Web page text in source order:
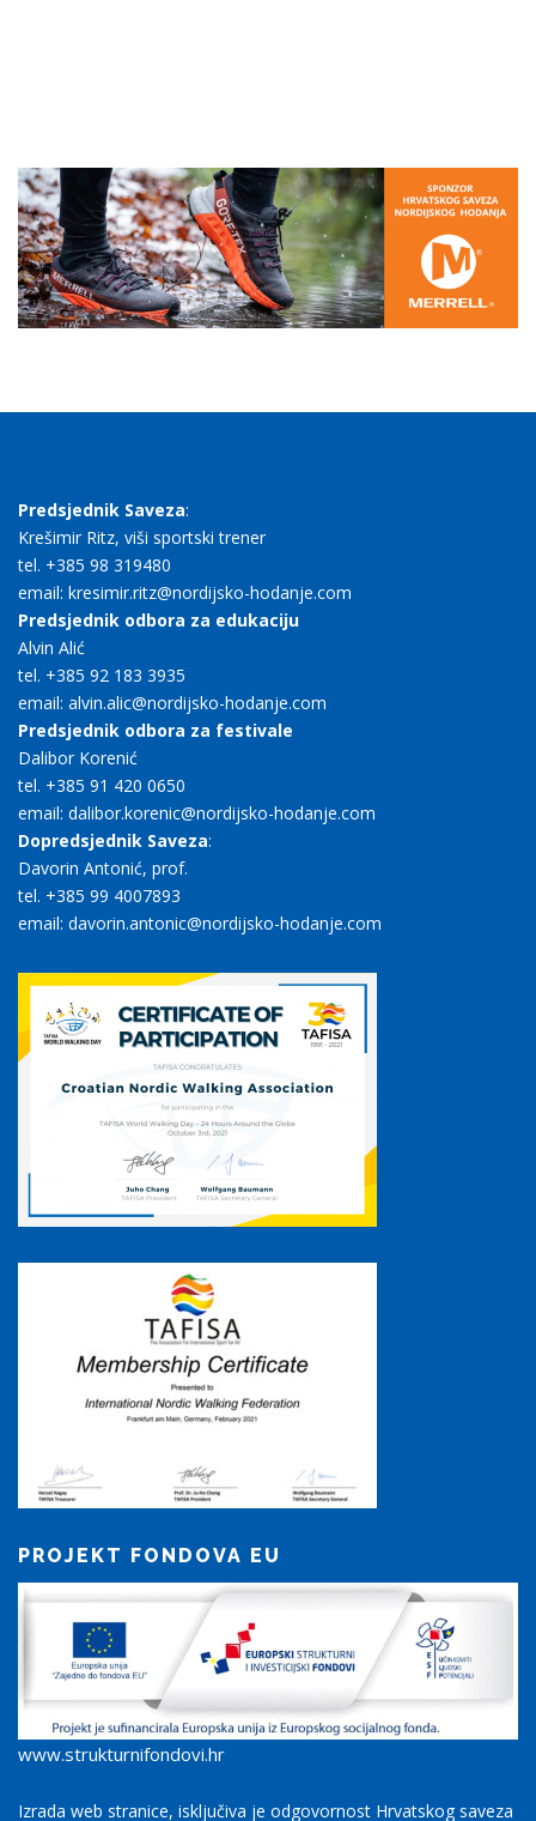
Predsjednik Saveza:
Krešimir Ritz, viši sportski trener
tel. +385 98 319480
email: kresimir.ritz@nordijsko-hodanje.com
Predsjednik odbora za edukaciju
Alvin Alić
tel. +385 92 183 3935
email: alvin.alic@nordijsko-hodanje.com
Predsjednik odbora za festivale
Dalibor Korenić
tel. +385 91 420 0650
email: dalibor.korenic@nordijsko-hodanje.com
Dopredsjednik Saveza:
Davorin Antonić, prof.
tel. +385 99 4007893
email: davorin.antonic@nordijsko-hodanje.com
PROJEKT FONDOVA EU
www.strukturnifondovi.hr
Izrada web stranice, isključiva je odgovornost Hrvatskog saveza